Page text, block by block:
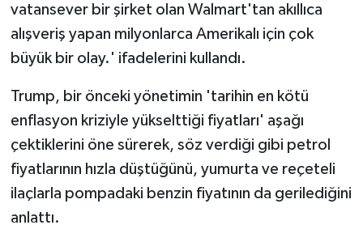
vatansever bir şirket olan Walmart'tan akıllıca
alışveriş yapan milyonlarca Amerikalı için çok
büyük bir olay.' ifadelerini kullandı.
Trump, bir önceki yönetimin 'tarihin en kötü
enflasyon kriziyle yükselttiği fiyatları' aşağı
çektiklerini öne sürerek, söz verdiği gibi petrol
fiyatlarının hızla düştüğünü, yumurta ve reçeteli
ilaçlarla pompadaki benzin fiyatının da gerilediğini
anlattı.